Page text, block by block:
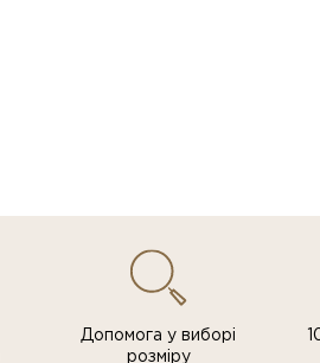
Допомога у виборі
розміру